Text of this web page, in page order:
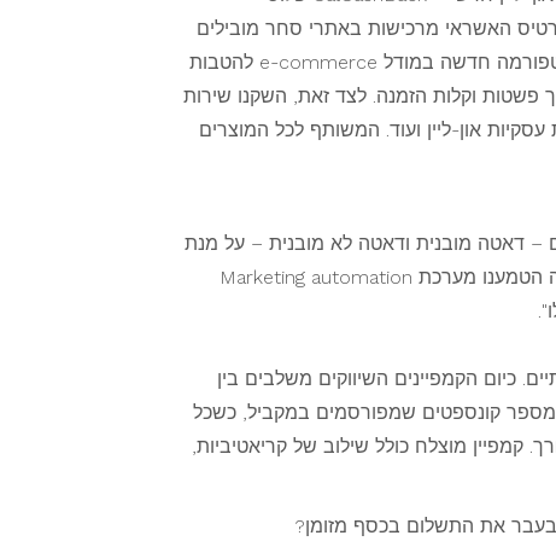
את העדפותיו, ומאפשר לו להנות מהחזר כספי בשיעור של 4%-20% ישירות לכרטיס האשראי מרכישות באתרי סחר מובילים
בעולם כגון Ebay, Amazon, AliExpress, Nike, booking, deal extreme. כמו כן, השקנו את 'חנות החוויות' – פלטפורמה חדשה במודל e-commerce להטבות
פשטות וקלות הזמנה. לצד זאת, השקנו שירות
און-ליין ועוד. המשותף לכל המוצרים
– דאטה מובנית ודאטה לא מובנית – על מנת
להבין מה הצרכים הלא מסופקים שלו, ולתת לו מענה בזמן אמת בצורה היעילה והמדויקת ביותר עבורו. בימים אלה הטמענו מערכת Marketing automation
כיום הקמפיינים השיווקים משלבים בין
ממספר קונספטים שמפורסמים במקביל, כשכל
מוצלח כולל שילוב של קריאטיביות,
בעבר את התשלום בכסף מזומן?